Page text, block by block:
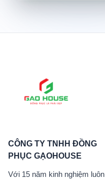
CÔNG TY TNHH ĐỒNG
PHỤC GẠOHOUSE
Với 15 năm kinh nghiệm luôn